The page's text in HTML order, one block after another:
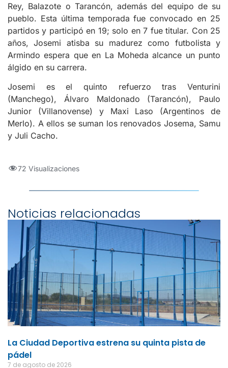
Rey, Balazote o Tarancón, además del equipo de su
pueblo. Esta última temporada fue convocado en 25
partidos y participó en 19; solo en 7 fue titular. Con 25
años, Josemi atisba su madurez como futbolista y
Armindo espera que en La Moheda alcance un punto
álgido en su carrera.
Josemi es el quinto refuerzo tras Venturini
(Manchego), Álvaro Maldonado (Tarancón), Paulo
Junior (Villanovense) y Maxi Laso (Argentinos de
Merlo). A ellos se suman los renovados Josema, Samu
y Juli Cacho.
72 Visualizaciones
Noticias relacionadas
La Ciudad Deportiva estrena su quinta pista de
pádel
7 de agosto de 2026